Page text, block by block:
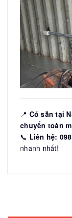
📍 Có sẵn tại
chuyển toàn
📞 Liên hệ:
nhanh nhất!